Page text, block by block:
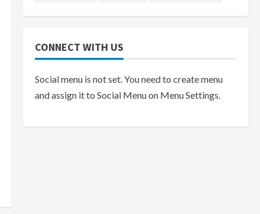
CONNECT WITH US
Social menu is not set. You need to create menu
and assign it to Social Menu on Menu Settings.